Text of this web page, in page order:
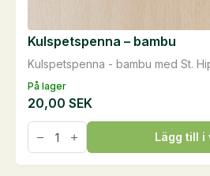
På lager
Kulspetspenna - bambu med St.
Kulspetspenna – bambu
20,00 SEK
Kulspetspenna
bambu
mängd
Lägg till i